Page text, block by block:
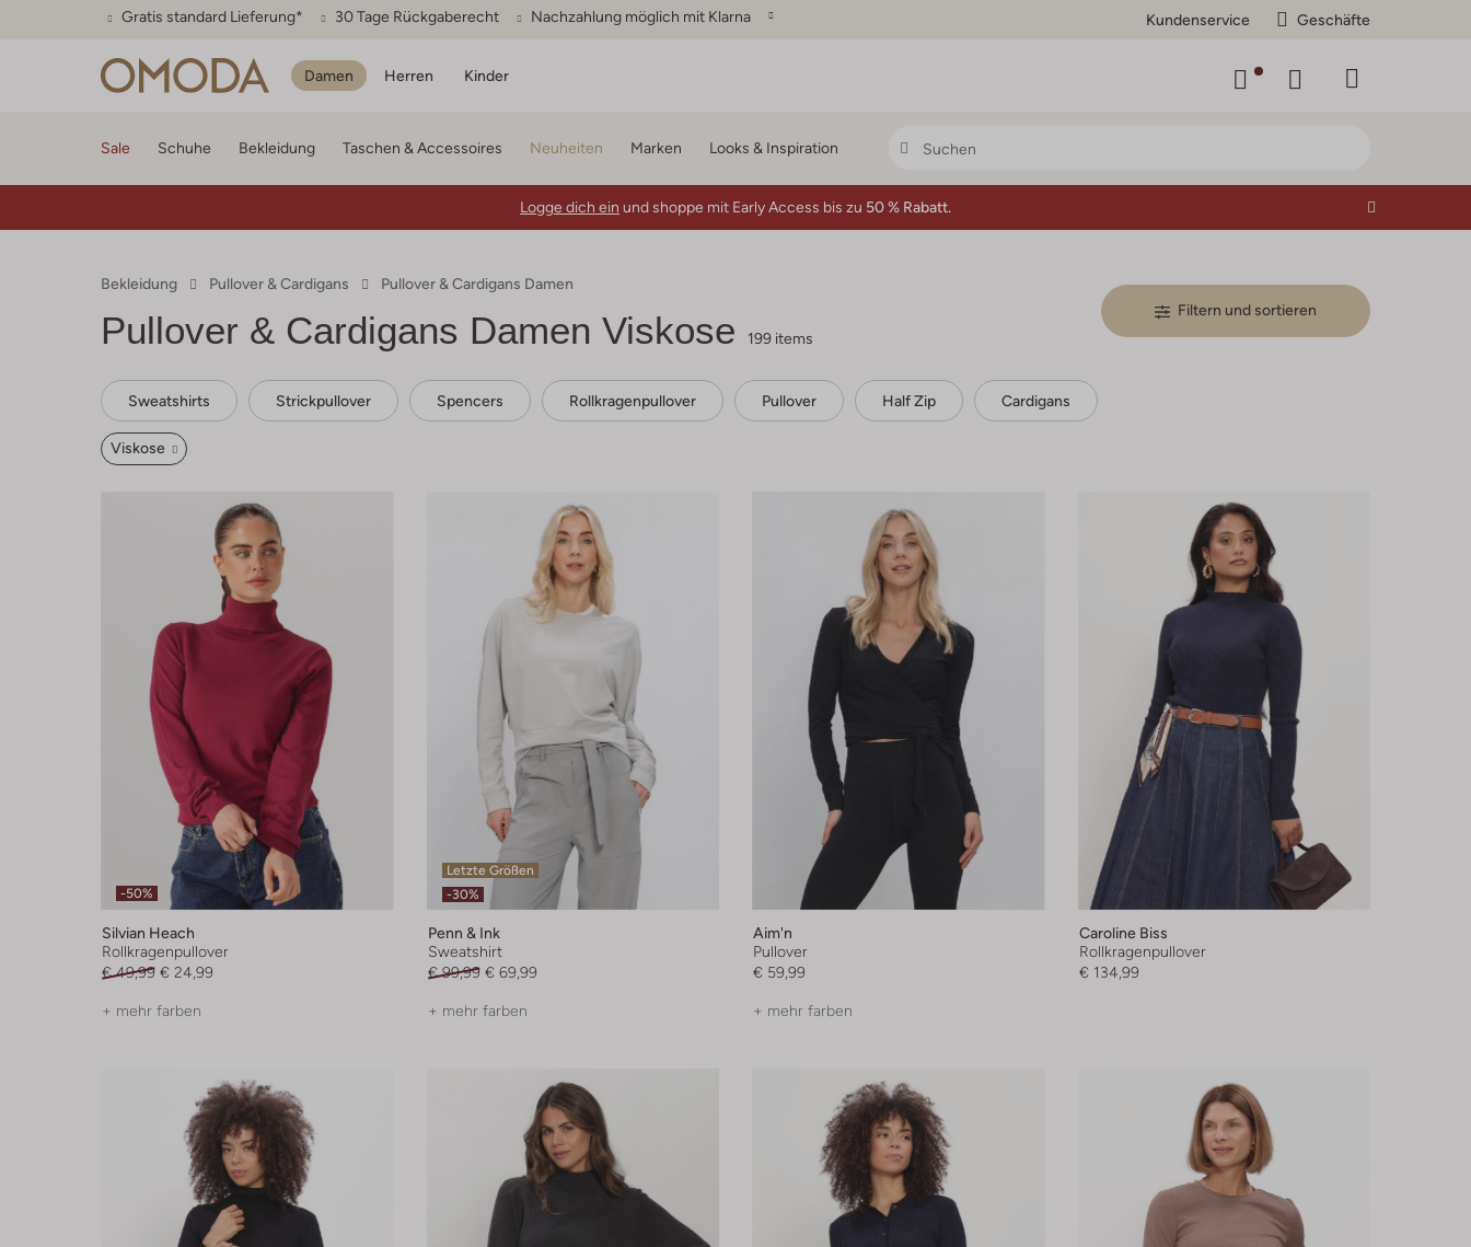
Gratis standard Lieferung* 30 Tage Rückgaberecht Nachzahlung möglich mit Klarna Kundenservice Geschäfte
Damen Herren Kinder
Sale Schuhe Bekleidung Taschen & Accessoires Neuheiten Marken Looks & Inspiration
Logge dich ein und shoppe mit Early Access bis zu 50 % Rabatt.
Bekleidung Pullover & Cardigans Pullover & Cardigans Damen
Pullover & Cardigans Damen Viskose 199 items
Filtern und sortieren
Sweatshirts Strickpullover Spencers Rollkragenpullover Pullover Half Zip Cardigans
Viskose
-50%
Silvian Heach
Rollkragenpullover
€ 49,99 € 24,99
+ mehr farben
Letzte Größen
-30%
Penn & Ink
Sweatshirt
€ 99,99 € 69,99
+ mehr farben
Aim'n
Pullover
€ 59,99
+ mehr farben
Caroline Biss
Rollkragenpullover
€ 134,99